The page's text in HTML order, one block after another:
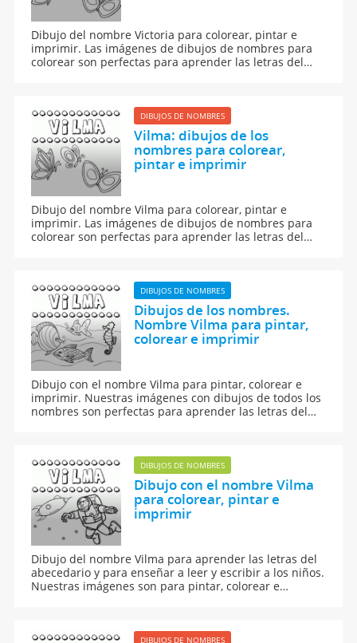
Dibujo del nombre Victoria para colorear, pintar e
imprimir. Las imágenes de dibujos de nombres para
colorear son perfectas para aprender las letras del
DIBUJOS DE NOMBRES
Vilma: dibujos de los
nombres para colorear,
pintar e imprimir
Dibujo del nombre Vilma para colorear, pintar e
imprimir. Las imágenes de dibujos de nombres para
colorear son perfectas para aprender las letras del
DIBUJOS DE NOMBRES
Dibujos de los nombres.
Nombre Vilma para pintar,
colorear e imprimir
Dibujo con el nombre Vilma para pintar, colorear e
imprimir. Nuestras imágenes con dibujos de todos los
nombres son perfectas para aprender las letras del
DIBUJOS DE NOMBRES
Dibujo con el nombre Vilma
para colorear, pintar e
imprimir
Dibujo del nombre Vilma para aprender las letras del
abecedario y para enseñar a leer y escribir a los niños.
Nuestras imágenes son para pintar, colorear e
DIBUJOS DE NOMBRES